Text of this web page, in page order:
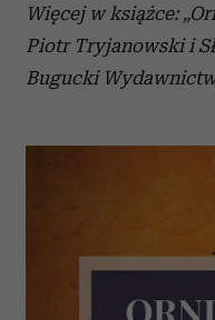
Więcej w książce:
Piotr Tryjanowski i
Bugucki